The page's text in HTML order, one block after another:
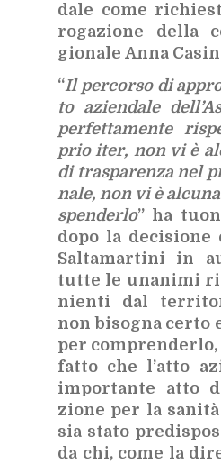
da­le come
ro­ga­zio­ne del­la
gio­na­le Anna
“Il per­cor­so di
to azien­da­le
per­fet­ta­men­te
prio iter, non vi è
di tra­spa­ren­za nel
na­le, non vi è
spen­der­lo” ha
dopo la de­ci­sio­ne
Sal­ta­mar­ti­ni in
tut­te le una­ni­mi
nien­ti dal
non bi­so­gna cer­to
per
fat­to che l’at­to
im­por­tan­te atto
zio­ne per la
sia sta­to
da chi, come la